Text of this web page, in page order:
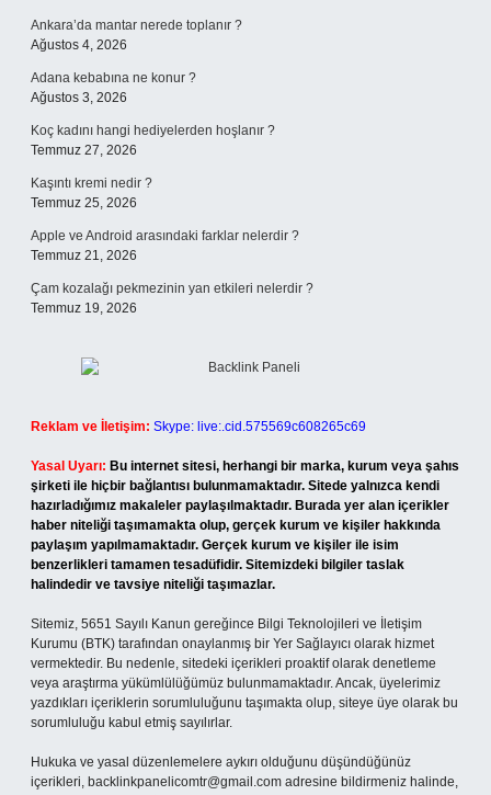
Ankara’da mantar nerede toplanır ?
Ağustos 4, 2026
Adana kebabına ne konur ?
Ağustos 3, 2026
Koç kadını hangi hediyelerden hoşlanır ?
Temmuz 27, 2026
Kaşıntı kremi nedir ?
Temmuz 25, 2026
Apple ve Android arasındaki farklar nelerdir ?
Temmuz 21, 2026
Çam kozalağı pekmezinin yan etkileri nelerdir ?
Temmuz 19, 2026
Reklam ve İletişim: Skype: live:.cid.575569c608265c69
Yasal Uyarı: Bu internet sitesi, herhangi bir marka, kurum veya şahıs
şirketi ile hiçbir bağlantısı bulunmamaktadır. Sitede yalnızca kendi
hazırladığımız makaleler paylaşılmaktadır. Burada yer alan içerikler
haber niteliği taşımamakta olup, gerçek kurum ve kişiler hakkında
paylaşım yapılmamaktadır. Gerçek kurum ve kişiler ile isim
benzerlikleri tamamen tesadüfidir. Sitemizdeki bilgiler taslak
halindedir ve tavsiye niteliği taşımazlar.
Sitemiz, 5651 Sayılı Kanun gereğince Bilgi Teknolojileri ve İletişim
Kurumu (BTK) tarafından onaylanmış bir Yer Sağlayıcı olarak hizmet
vermektedir. Bu nedenle, sitedeki içerikleri proaktif olarak denetleme
veya araştırma yükümlülüğümüz bulunmamaktadır. Ancak, üyelerimiz
yazdıkları içeriklerin sorumluluğunu taşımakta olup, siteye üye olarak bu
sorumluluğu kabul etmiş sayılırlar.
Hukuka ve yasal düzenlemelere aykırı olduğunu düşündüğünüz
içerikleri, backlinkpanelicomtr@gmail.com adresine bildirmeniz halinde,